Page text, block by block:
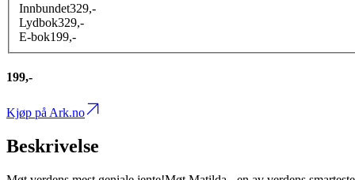
Innbundet329,-
Lydbok329,-
E-bok199,-
199,-
Kjøp på Ark.no
Beskrivelse